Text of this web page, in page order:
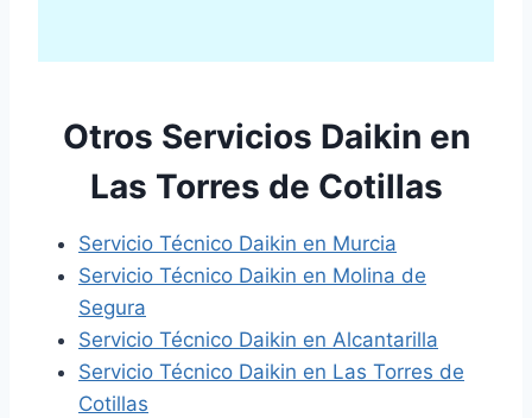
Otros Servicios Daikin en
Las Torres de Cotillas
Servicio Técnico Daikin en Murcia
Servicio Técnico Daikin en Molina de
Segura
Servicio Técnico Daikin en Alcantarilla
Servicio Técnico Daikin en Las Torres de
Cotillas